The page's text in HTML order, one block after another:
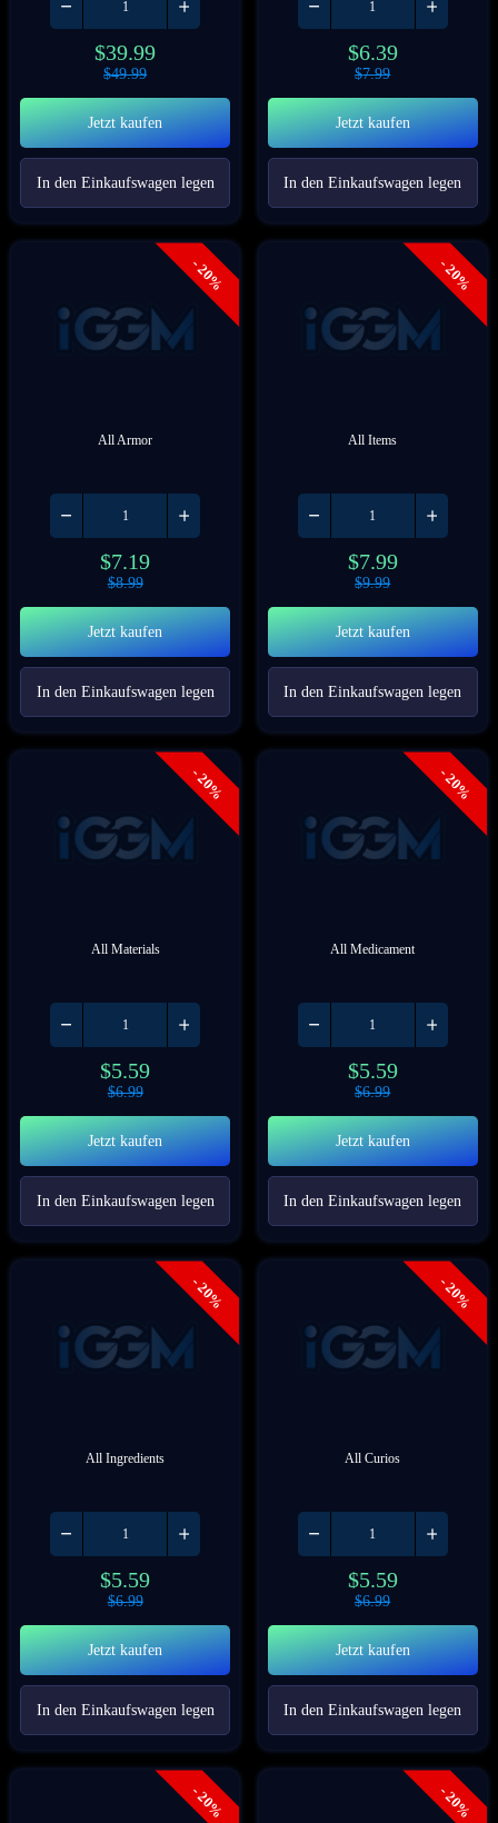
$39.99
$49.99
Jetzt kaufen
In den Einkaufswagen legen
$6.39
$7.99
Jetzt kaufen
In den Einkaufswagen legen
- 20%
All Armor
$7.19
$8.99
Jetzt kaufen
In den Einkaufswagen legen
- 20%
All Items
$7.99
$9.99
Jetzt kaufen
In den Einkaufswagen legen
- 20%
All Materials
$5.59
$6.99
Jetzt kaufen
In den Einkaufswagen legen
- 20%
All Medicament
$5.59
$6.99
Jetzt kaufen
In den Einkaufswagen legen
- 20%
All Ingredients
$5.59
$6.99
Jetzt kaufen
In den Einkaufswagen legen
- 20%
All Curios
$5.59
$6.99
Jetzt kaufen
In den Einkaufswagen legen
- 20% - 20%